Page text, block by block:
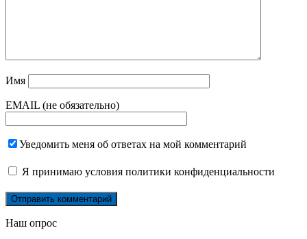
Имя
EMAIL (не обязательно)
Уведомить меня об ответах на мой комментарий
Я принимаю условия политики конфиденциальности
Наш опрос